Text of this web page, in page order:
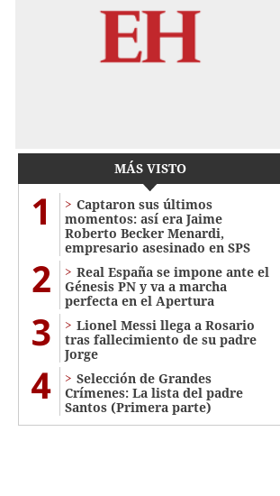
MÁS VISTO
1
Captaron sus últimos
momentos: así era Jaime
Roberto Becker Menardi​​​,
empresario asesinado en SPS
2
Real España se impone ante el
Génesis PN y va a marcha
perfecta en el Apertura
3
Lionel Messi llega a Rosario
tras fallecimiento de su padre
Jorge
4
Selección de Grandes
Crímenes: La lista del padre
Santos (Primera parte)